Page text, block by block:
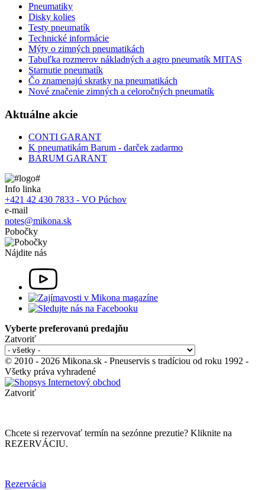
Pneumatiky
Disky kolies
Testy pneumatík
Technické informácie
Mýty o zimných pneumatikách
Tabuľka rozmerov nákladných a agro pneumatík MITAS
Starnutie pneumatík
Čo znamenajú skratky na pneumatikách
Nové značenie zimných a celoročných pneumatík
Aktuálne akcie
CONTI GARANT
K pneumatikám Barum - darček zadarmo
BARUM GARANT
Info linka
+421 42 430 7833 - VO Púchov
e-mail
notes@mikona.sk
Pobočky
Nájdite nás
Vyberte preferovanú predajňu
Zatvoriť
© 2010 - 2026 Mikona.sk - Pneuservis s tradíciou od roku 1992 -
Všetky práva vyhradené
Zatvoriť
Chcete si rezervovať termín na sezónne prezutie? Kliknite na
REZERVÁCIU.
Rezervácia